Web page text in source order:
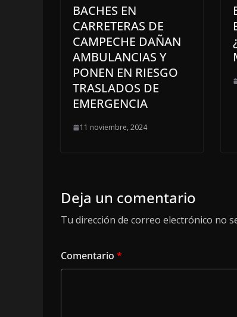
BACHES EN
CARRETERAS DE
CAMPECHE DAÑAN
AMBULANCIAS Y
PONEN EN RIESGO
TRASLADOS DE
EMERGENCIA
11 noviembre, 2024
Deja un comentario
Tu dirección de correo electrónico no
Comentario *